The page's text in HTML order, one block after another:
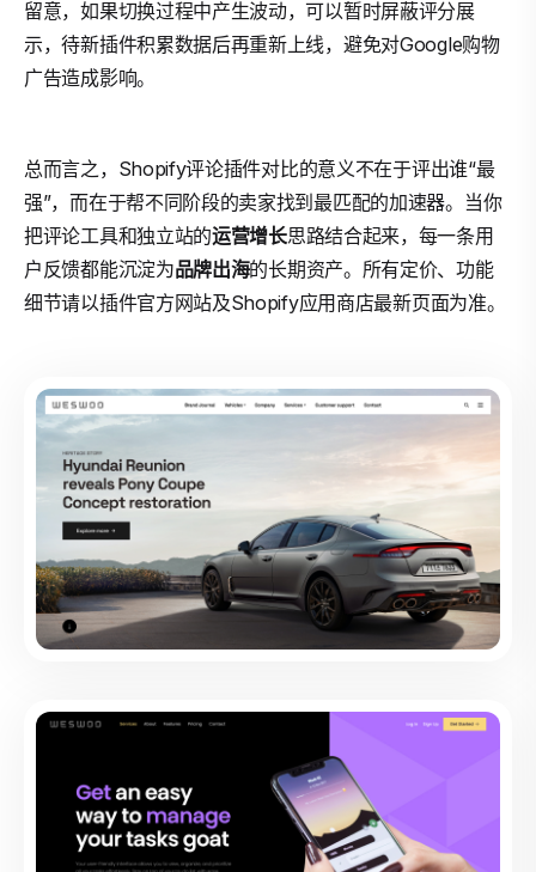
留意，如果切换过程中产生波动，可以暂时屏蔽评分展
示，待新插件积累数据后再重新上线，避免对Google购物
广告造成影响。
总而言之，Shopify评论插件对比的意义不在于评出谁“最
强”，而在于帮不同阶段的卖家找到最匹配的加速器。当你
把评论工具和独立站的运营增长思路结合起来，每一条用
户反馈都能沉淀为品牌出海的长期资产。所有定价、功能
细节请以插件官方网站及Shopify应用商店最新页面为准。